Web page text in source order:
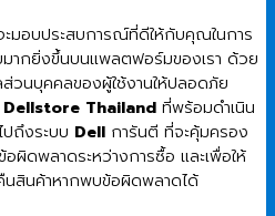
มอบประสบการณ์ที่ดีให้กับคุณในการ
ากยิ่งขึ้นบนแพลตฟอร์มของเรา ด้วย
วนบุคคลของผู้ใช้งานให้ปลอดภัย
Dellstore Thailand ที่พร้อมดำเนิน
ปถึงระบบ Dell การันตี ที่จะคุ้มครอง
ผิดพลาดระหว่างการซื้อ และเพื่อให้
สินค้าหากพบข้อผิดพลาดได้